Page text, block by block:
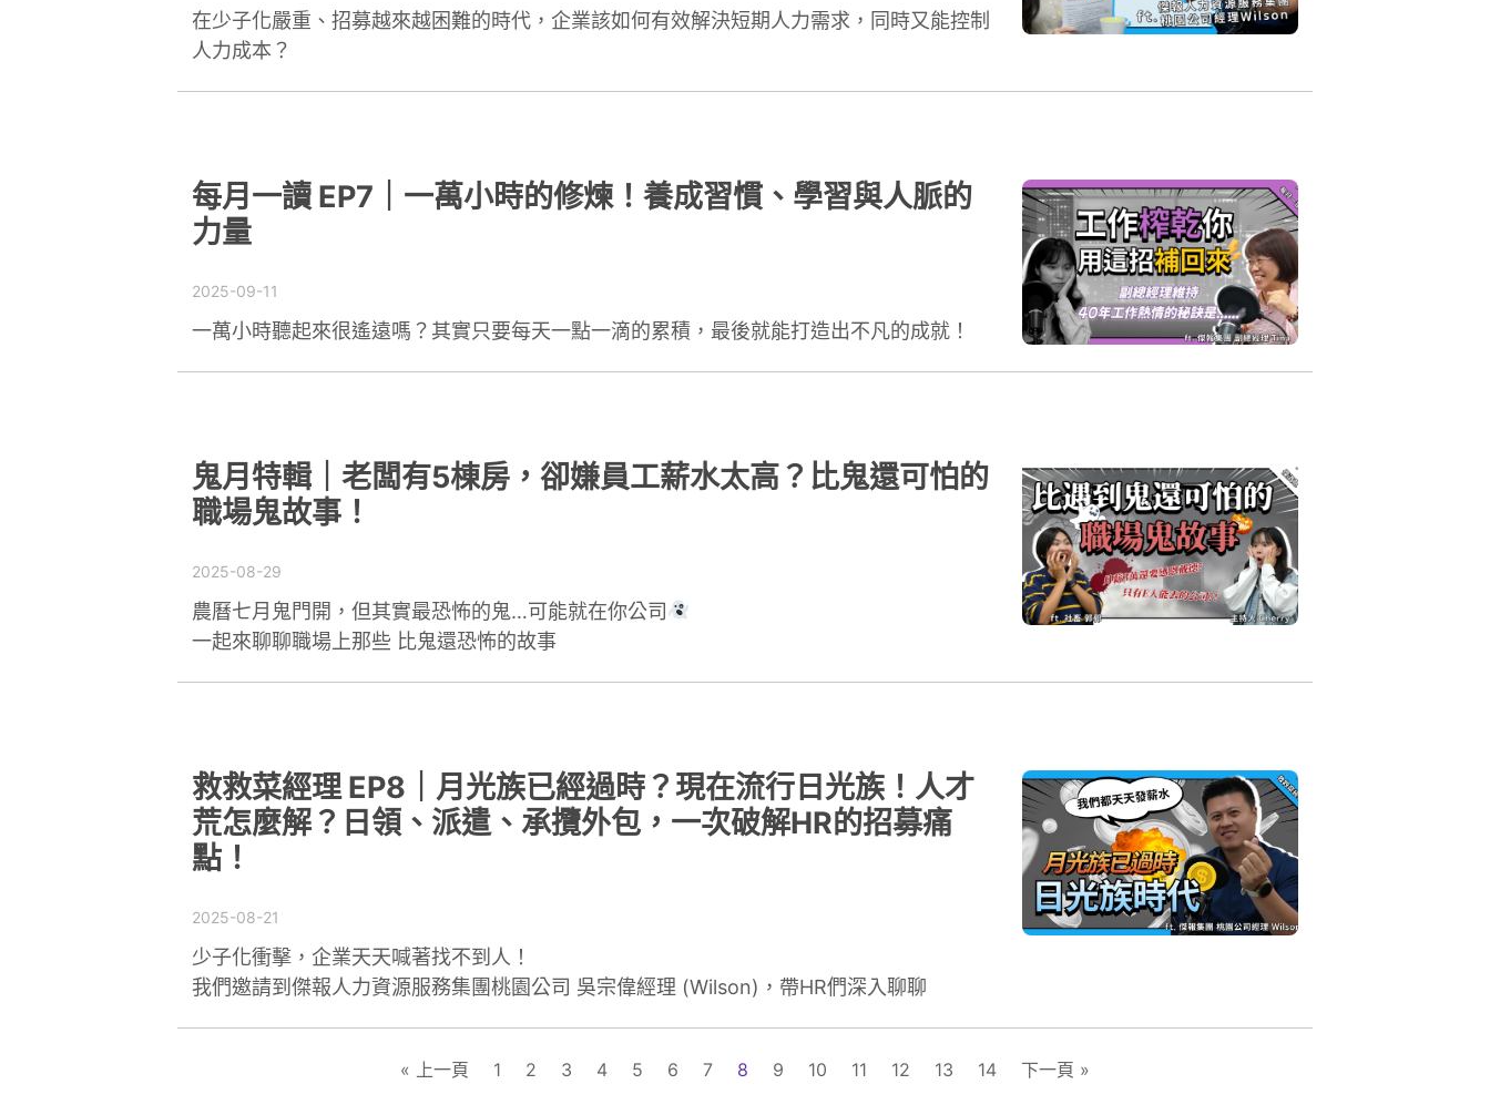
在少子化嚴重、招募越來越困難的時代，企業該如何有效解決短期人力需求，同時又能控制
人力成本？
每月一讀 EP7｜一萬小時的修煉！養成習慣、學習與人脈的
力量
2025-09-11
一萬小時聽起來很遙遠嗎？其實只要每天一點一滴的累積，最後就能打造出不凡的成就！
鬼月特輯｜老闆有5棟房，卻嫌員工薪水太高？比鬼還可怕的
職場鬼故事！
2025-08-29
農曆七月鬼門開，但其實最恐怖的鬼…可能就在你公司
一起來聊聊職場上那些 比鬼還恐怖的故事
救救菜經理 EP8｜月光族已經過時？現在流行日光族！人才
荒怎麼解？日領、派遣、承攬外包，一次破解HR的招募痛
點！
2025-08-21
少子化衝擊，企業天天喊著找不到人！
我們邀請到傑報人力資源服務集團桃園公司 吳宗偉經理 (Wilson)，帶HR們深入聊聊
« 上一頁 1 2 3 4 5 6 7 8 9 10 11 12 13 14 下一頁 »